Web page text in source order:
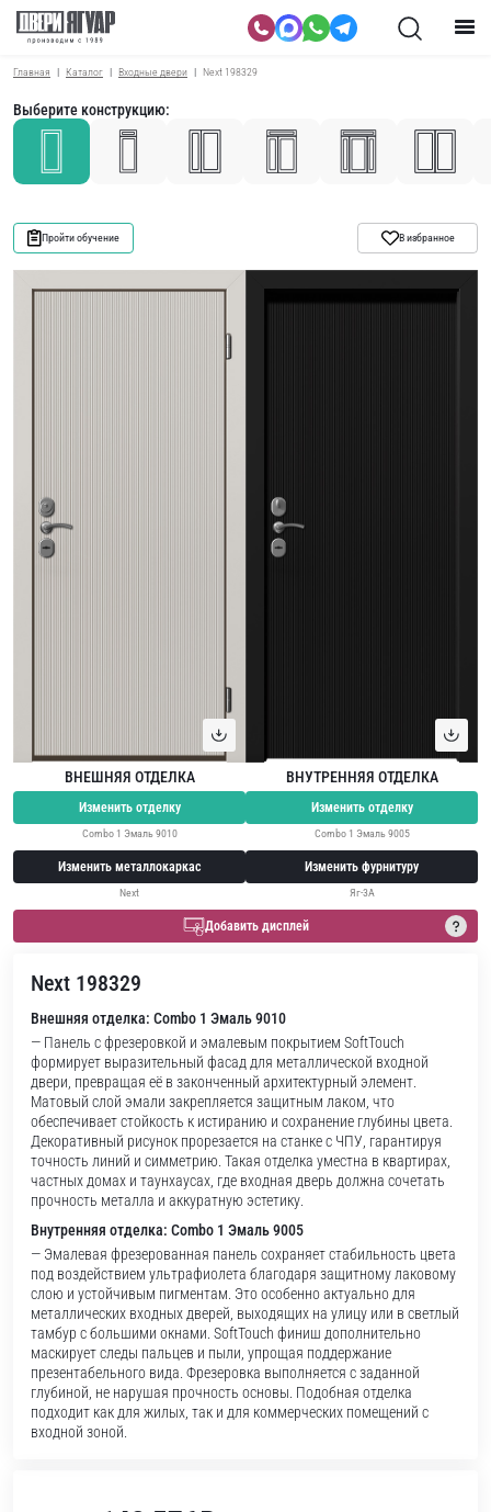
Главная Каталог Входные двери Next 198329
Выберите конструкцию:
Пройти обучение В избранное
ВНЕШНЯЯ ОТДЕЛКА
Изменить отделку
Combo 1 Эмаль 9010
Изменить металлокаркас
Next
ВНУТРЕННЯЯ ОТДЕЛКА
Изменить отделку
Combo 1 Эмаль 9005
Изменить фурнитуру
Яг-3А
Добавить дисплей
Next 198329
Внешняя отделка: Combo 1 Эмаль 9010
— Панель с фрезеровкой и эмалевым покрытием SoftTouch
формирует выразительный фасад для металлической входной
двери, превращая её в законченный архитектурный элемент.
Матовый слой эмали закрепляется защитным лаком, что
обеспечивает стойкость к истиранию и сохранение глубины цвета.
Декоративный рисунок прорезается на станке с ЧПУ, гарантируя
точность линий и симметрию. Такая отделка уместна в квартирах,
частных домах и таунхаусах, где входная дверь должна сочетать
прочность металла и аккуратную эстетику.
Внутренняя отделка: Combo 1 Эмаль 9005
— Эмалевая фрезерованная панель сохраняет стабильность цвета
под воздействием ультрафиолета благодаря защитному лаковому
слою и устойчивым пигментам. Это особенно актуально для
металлических входных дверей, выходящих на улицу или в светлый
тамбур с большими окнами. SoftTouch финиш дополнительно
маскирует следы пальцев и пыли, упрощая поддержание
презентабельного вида. Фрезеровка выполняется с заданной
глубиной, не нарушая прочность основы. Подобная отделка
подходит как для жилых, так и для коммерческих помещений с
входной зоной.